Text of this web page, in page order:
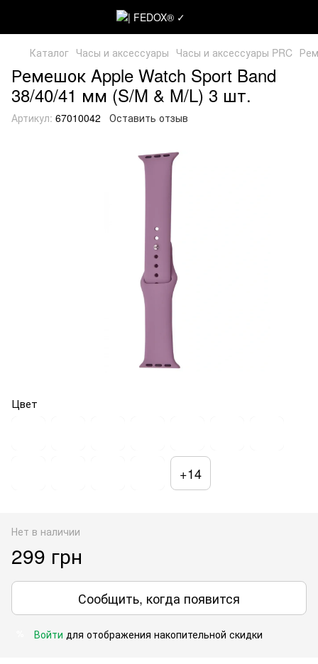
Каталог Часы и аксессуары Часы и аксессуары PRC
Ремешок Apple Watch Sport Band
38/40/41 мм (S/M & M/L) 3 шт.
Артикул: 67010042 Оставить отзыв
Цвет
+14
Нет в наличии
299 грн
Сообщить, когда появится
Войти для отображения накопительной скидки